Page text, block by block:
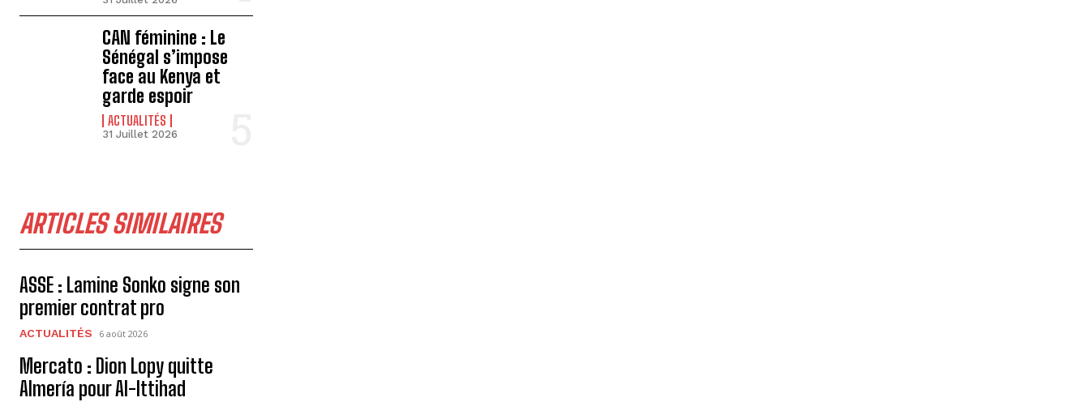
CAN féminine : Le
Sénégal s’impose
face au Kenya et
garde espoir
ACTUALITÉS
31 Juillet 2026
ARTICLES SIMILAIRES
ASSE : Lamine Sonko signe son
premier contrat pro
ACTUALITÉS 6 août 2026
Mercato : Dion Lopy quitte
Almería pour Al-Ittihad